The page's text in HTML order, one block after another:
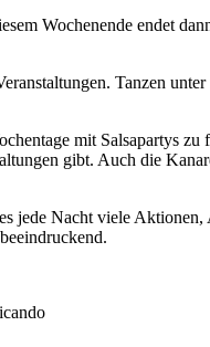
Wochenende endet
Tanzen
mit Salsapartys
gibt. Auch die
jede Nacht viele Aktionen,